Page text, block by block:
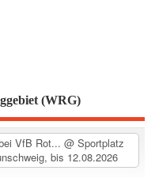
(WRG)
VfB Rot...@ Sportplatz
bis 12.08.2026